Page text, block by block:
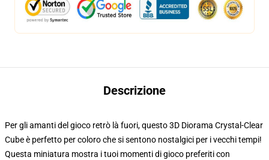
Descrizione
Per gli amanti del gioco retrò là fuori, questo 3D Diorama Crystal-Clear
Cube è perfetto per coloro che si sentono nostalgici per i vecchi tempi!
Questa miniatura mostra i tuoi momenti di gioco preferiti con